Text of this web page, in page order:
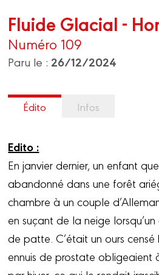
Fluide Glacial -
Numéro 109
Paru le : 26/12/2024
Édito Infos
Edito :
En janvier dernier, un enfant
abandonné dans une forêt
chambre à un couple
en suçant de la neige
de patte. C’était un ours censé
ennuis de prostate obligeaient